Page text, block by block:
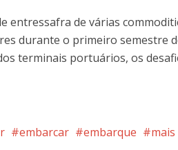
entressafra de várias
durante o primeiro semestre
terminais portuários, os
embarcar embarque mais